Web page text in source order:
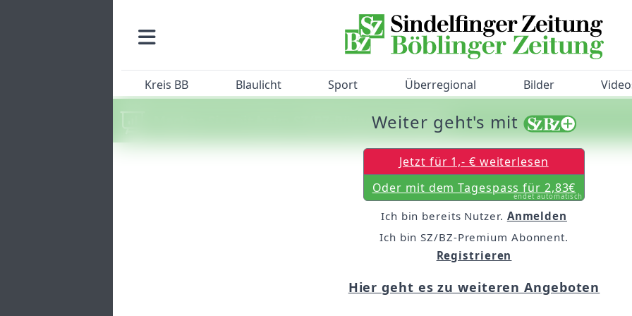
Kreis BB Blaulicht Sport Überregional Bilder
Machen Sie mit beim SZ/BZ-Bürgerbarometer!
Weiter geht's mit
Jetzt für 1,- € weiterlesen
Oder mit dem Tagespass für 2,83€
endet automatisch
Ich bin bereits Nutzer. Anmelden
Ich bin SZ/BZ-Premium Abonnent.
Registrieren
Hier geht es zu weiteren Angeboten